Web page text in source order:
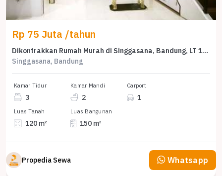
Rp 75 Juta /tahun
Dikontrakkan Rumah Murah di Singgasana, Bandung, LT 120m²
Singgasana, Bandung
Kamar Tidur
3
Kamar Mandi
2
Carport
1
Luas Tanah
120 m²
Luas Bangunan
150 m²
Propedia Sewa Whatsapp